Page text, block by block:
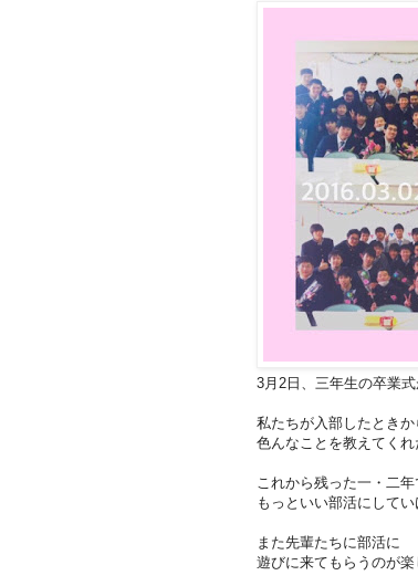
3月2日、三年生の卒業式
私たちが入部したときか
色んなことを教えてく
これから残った一・二年
もっといい部活にして
また先輩たちに部活に
遊びに来てもらうのが楽